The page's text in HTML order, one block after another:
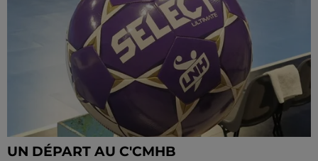
UN DÉPART AU C'CMHB